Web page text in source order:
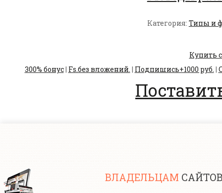
Категория: Типы и
Купить
300% бонус| Fs.без вложений. | Подпишись+1000 руб. |
ВЛАДЕЛЬЦАМ